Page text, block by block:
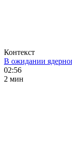
Контекст
В ожидании
02:56
2 мин